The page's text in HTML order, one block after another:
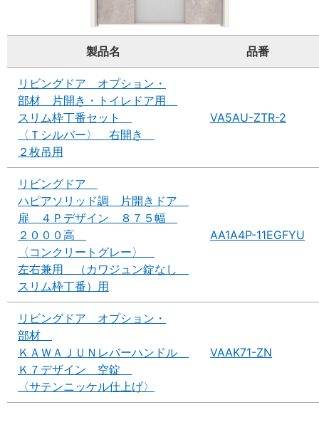
製品名 品番
リビングドア オプション・
部材 片開き・トイレドア用
スリム枠丁番セット
〈Ｔシルバー〉 右開き
２枚吊用
VA5AU-ZTR-2
リビングドア
ハピアソリッド調 片開きドア
扉 ４Ｐデザイン ８７５幅
２０００高
〈コンクリートグレー〉
左右兼用 （カワジュン錠なし
スリム枠丁番）用
AA1A4P-11EGFYU
リビングドア オプション・
部材
ＫＡＷＡＪＵＮレバーハンドル
Ｋ７デザイン 空錠
〈サテンニッケル仕上げ〉
VAAK71-ZN